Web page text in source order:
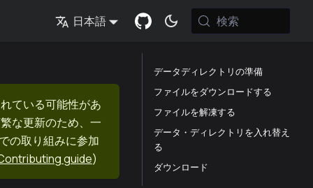
日本語 検索
ている可能性があ
な更新のため、一
の取り組みに参加
guide)
データディレクトリの準備
ファイルをダウンロードする
ファイルを解凍する
データ・ディレクトリを入れ替え
る
ダウンロード